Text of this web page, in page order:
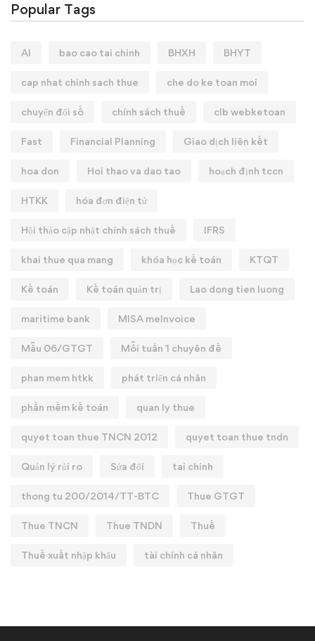
Popular Tags
AI bao cao tai chinh BHXH BHYT
cap nhat chinh sach thue che do ke toan moi
chuyển đổi số chính sách thuế clb webketoan
Fast Financial Planning Giao dịch liên kết
hoa don Hoi thao va dao tao hoạch định tccn
HTKK hóa đơn điện tử
Hội thảo cập nhật chính sách thuế IFRS
khai thue qua mang khóa học kế toán KTQT
Kế toán Kế toán quản trị Lao dong tien luong
maritime bank MISA meInvoice
Mẫu 06/GTGT Mỗi tuần 1 chuyên đề
phan mem htkk phát triển cá nhân
phần mềm kế toán quan ly thue
quyet toan thue TNCN 2012 quyet toan thue tndn
Quản lý rủi ro Sửa đổi tai chinh
thong tu 200/2014/TT-BTC Thue GTGT
Thue TNCN Thue TNDN Thuế
Thuế xuất nhập khẩu tài chính cá nhân